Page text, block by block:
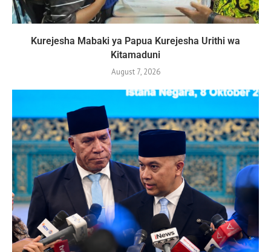
Kurejesha Mabaki ya Papua Kurejesha Urithi wa
Kitamaduni
August 7, 2026